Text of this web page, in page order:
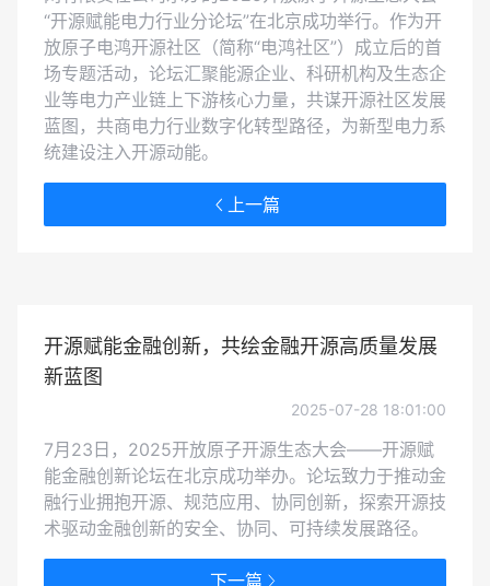
“开源赋能电力行业分论坛”在北京成功举行。作为开
放原子电鸿开源社区（简称“电鸿社区”）成立后的首
场专题活动，论坛汇聚能源企业、科研机构及生态企
业等电力产业链上下游核心力量，共谋开源社区发展
蓝图，共商电力行业数字化转型路径，为新型电力系
统建设注入开源动能。
上一篇
开源赋能金融创新，共绘金融开源高质量发展
新蓝图
2025-07-28 18:01:00
7月23日，2025开放原子开源生态大会——开源赋
能金融创新论坛在北京成功举办。论坛致力于推动金
融行业拥抱开源、规范应用、协同创新，探索开源技
术驱动金融创新的安全、协同、可持续发展路径。
下一篇